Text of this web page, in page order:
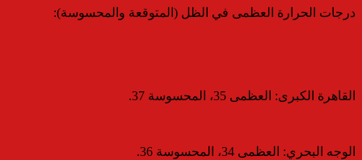
​درجات الحرارة العظمى في الظل (المتوقعة والمحسوسة):
​القاهرة الكبرى: العظمى 35، المحسوسة 37.
​الوجه البحري: العظمى 34، المحسوسة 36.